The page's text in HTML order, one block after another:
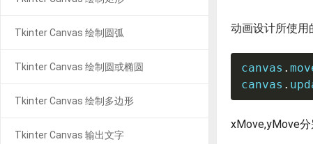
动画设计所使用
canvas .
canvas .
xMove,yMove分
Tkinter Canvas 绘制圆弧
Tkinter Canvas 绘制圆或椭圆
Tkinter Canvas 绘制多边形
Tkinter Canvas 输出文字